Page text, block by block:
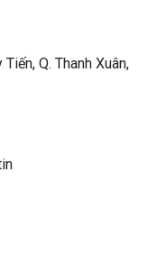
Q. Thanh Xuân,